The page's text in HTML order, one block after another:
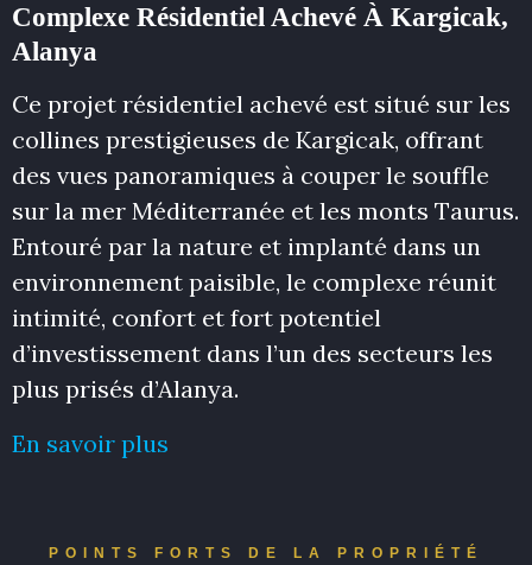
Complexe Résidentiel Achevé À Kargicak,
Alanya
Ce projet résidentiel achevé est situé sur les
collines prestigieuses de Kargicak, offrant
des vues panoramiques à couper le souffle
sur la mer Méditerranée et les monts Taurus.
Entouré par la nature et implanté dans un
environnement paisible, le complexe réunit
intimité, confort et fort potentiel
d’investissement dans l’un des secteurs les
plus prisés d’Alanya.
En savoir plus
POINTS FORTS DE LA PROPRIÉTÉ